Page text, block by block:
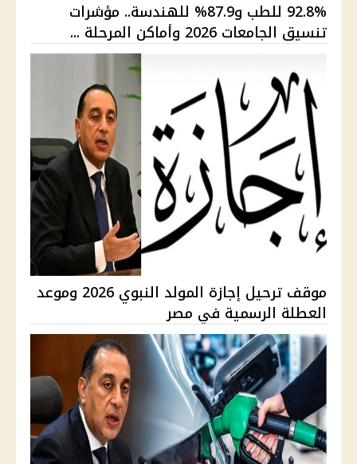
92.8% للطب و87.9% للهندسة.. مؤشرات
تنسيق الجامعات 2026 وأماكن المرحلة ...
موقف ترحيل إجازة المولد النبوي 2026 وموعد
العطلة الرسمية في مصر